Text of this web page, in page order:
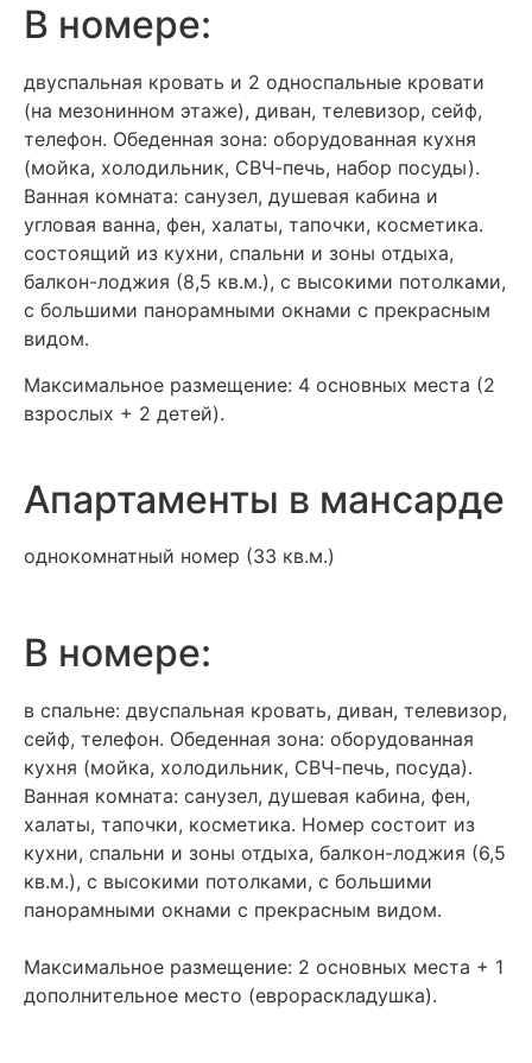
В номере:
двуспальная кровать и 2 односпальные кровати
(на мезонинном этаже), диван, телевизор, сейф,
телефон. Обеденная зона: оборудованная кухня
(мойка, холодильник, СВЧ-печь, набор посуды).
Ванная комната: санузел, душевая кабина и
угловая ванна, фен, халаты, тапочки, косметика.
состоящий из кухни, спальни и зоны отдыха,
балкон-лоджия (8,5 кв.м.), с высокими потолками,
с большими панорамными окнами с прекрасным
видом.
Максимальное размещение: 4 основных места (2
взрослых + 2 детей).
Апартаменты в мансарде
однокомнатный номер (33 кв.м.)
В номере:
в спальне: двуспальная кровать, диван, телевизор,
сейф, телефон. Обеденная зона: оборудованная
кухня (мойка, холодильник, СВЧ-печь, посуда).
Ванная комната: санузел, душевая кабина, фен,
халаты, тапочки, косметика. Номер состоит из
кухни, спальни и зоны отдыха, балкон-лоджия (6,5
кв.м.), с высокими потолками, с большими
панорамными окнами с прекрасным видом.
Максимальное размещение: 2 основных места + 1
дополнительное место (еврораскладушка).